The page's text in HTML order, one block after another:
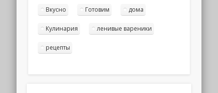
Вкусно Готовим дома
Кулинария ленивые вареники
рецепты